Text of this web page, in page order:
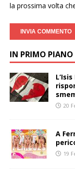
la prossima volta
IN PRIMO PIANO
20
A
19